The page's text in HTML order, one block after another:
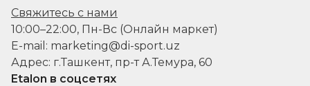
Свяжитесь с нами
10:00–22:00, Пн-Вс (Онлайн маркет)
E-mail: marketing@di-sport.uz
Адрес: г.Ташкент, пр-т А.Темура, 60
Etalon в соцсетях